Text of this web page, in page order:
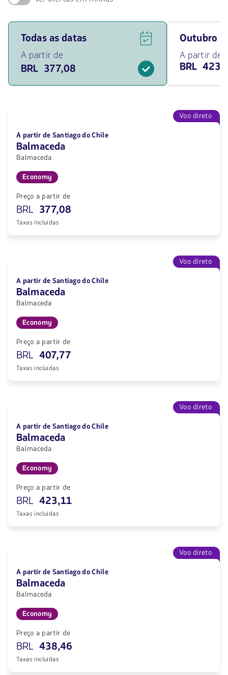
Ver
ofertas
de
voos
para
as
377.08
BRL.
Todas as datas
A partir de
BRL 377,08
Viaja
em
outubro
de
2026
423.11
outubro
A partir de
BRL
Voo direto
A partir de Santiago do Chile
Balmaceda
Balmaceda
Economy
Preço a partir de
BRL 377,08
Taxas incluídas
Voo direto
A partir de Santiago do Chile
Balmaceda
Balmaceda
Economy
Preço a partir de
BRL 407,77
Taxas incluídas
Voo direto
A partir de Santiago do Chile
Balmaceda
Balmaceda
Economy
Preço a partir de
BRL 423,11
Taxas incluídas
Voo direto
A partir de Santiago do Chile
Balmaceda
Balmaceda
Economy
Preço a partir de
BRL 438,46
Taxas incluídas